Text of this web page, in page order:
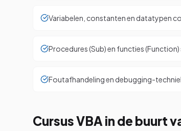
Variabelen, constanten en datatypen
Procedures (Sub) en functies
Foutafhandeling en debugging-
Cursus VBA in de buurt